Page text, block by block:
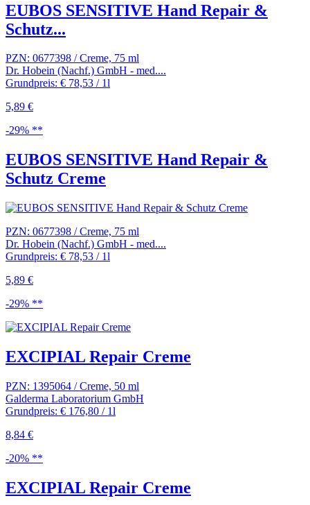
EUBOS SENSITIVE Hand Repair &
Schutz...
PZN: 0677398 / Creme, 75 ml
Dr. Hobein (Nachf.) GmbH - med....
Grundpreis: € 78,53 / 1l
5,89 €
-29% **
EUBOS SENSITIVE Hand Repair &
Schutz Creme
PZN: 0677398 / Creme, 75 ml
Dr. Hobein (Nachf.) GmbH - med....
Grundpreis: € 78,53 / 1l
5,89 €
-29% **
EXCIPIAL Repair Creme
PZN: 1395064 / Creme, 50 ml
Galderma Laboratorium GmbH
Grundpreis: € 176,80 / 1l
8,84 €
-20% **
EXCIPIAL Repair Creme